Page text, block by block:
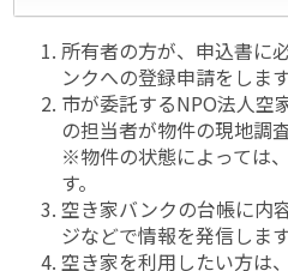
所有者の方が、申込書に
ンクへの登録申請をします
市が委託するNPO法人空
の担当者が物件の現地調
※物件の状態によっては
す。
空き家バンクの台帳に内
ジなどで情報を発信します
空き家を利用したい方は